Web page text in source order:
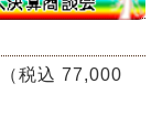
（税込 77,000